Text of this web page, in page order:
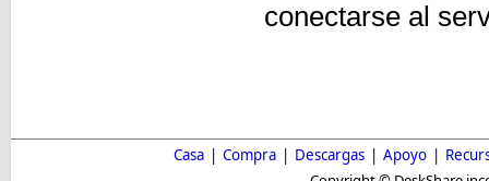
conectarse al
Casa | Compra | Descargas | Apoyo |